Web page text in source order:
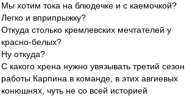
Мы хотим тока на блюдечке и с каемочкой?
Легко и вприпрыжку?
Откуда столько кремлевских мечтателей у
красно-белых?
Ну откуда?
С какого хрена нужно увязывать третий сезон
работы Карпина в команде, в этих авгиевых
конюшнях, чуть не со всей историей